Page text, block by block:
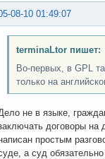
08-10 01:49:07
terminaLtor пишет:
Во-первых, в GPL
только на
не в языке,
договоры на
простым
а суд